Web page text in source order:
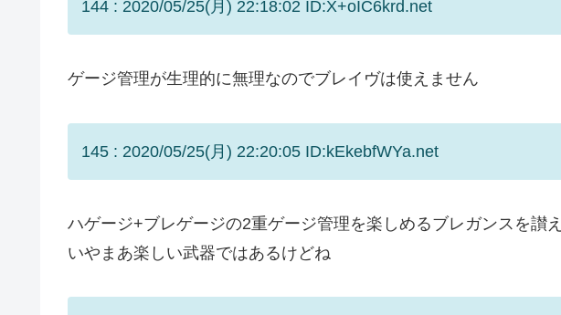
144 : 2020/05/25(月) 22:18:02 ID:X+oIC6krd.net
ゲージ管理が生理的に無理なのでブレイヴは使えません
145 : 2020/05/25(月) 22:20:05 ID:kEkebfWYa.net
ハゲージ+ブレゲージの2重ゲージ管理を楽しめるブレガンスを讃
いやまあ楽しい武器ではあるけどね